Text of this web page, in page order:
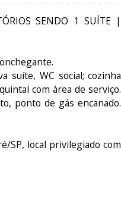
SENDO 1 SUÍTE |
suíte, WC social; cozinha
com área de serviço.
ponto de gás encanado.
SP, local privilegiado com